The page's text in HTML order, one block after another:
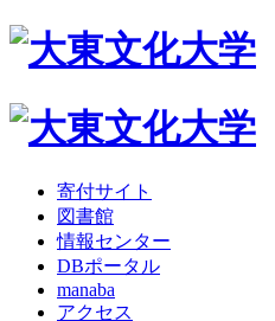
寄付サイト
図書館
情報センター
DBポータル
manaba
アクセス